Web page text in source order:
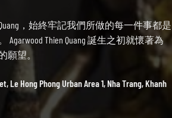
Quang，始終牢記我們所做的每一件事都是
Thien Quang 誕生之初就懷著為
願望。
Le Hong Phong Urban Area 1, Nha Trang, Khanh